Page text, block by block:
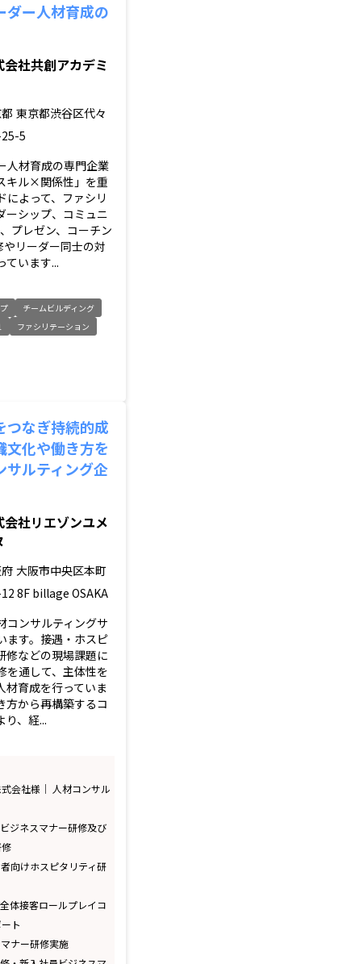
ダー人材育成の
会社共創アカデミ
東京都渋谷区代々
5
人材育成の専門企業
キル×関係性」を重
によって、ファシリ
ーシップ、コミュニ
プレゼン、コーチン
リーダー同士の対
ています...
チームビルディング
ファシリテーション
つなぎ持続的成
文化や働き方を
サルティング企
会社リエゾンユメ
大阪市中央区本町
8F billage OSAKA
コンサルティングサ
ます。接遇・ホスピ
修などの現場課題に
を通して、主体性を
材育成を行っていま
方から再構築するコ
り、経...
会社様｜ 人材コンサル
ジネスマナー研修及び
向けホスピタリティ研
体接客ロールプレイコ
ト
ナー研修実施